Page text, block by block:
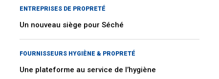
ENTREPRISES DE PROPRETÉ
Un nouveau siège pour Séché
FOURNISSEURS HYGIÈNE & PROPRETÉ
Une plateforme au service de l’hygiène